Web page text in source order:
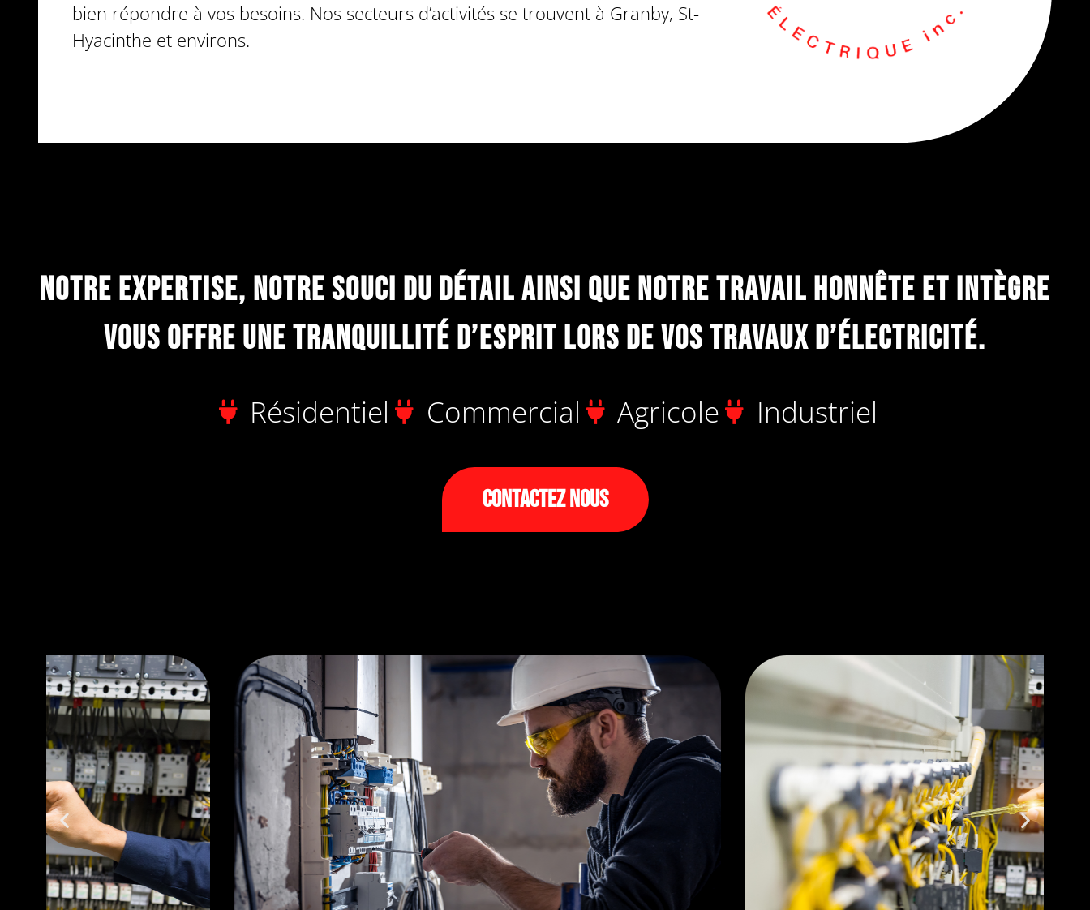
bien répondre à vos besoins. Nos secteurs d’activités se trouvent à Granby, St-
Hyacinthe et environs.
Notre expertise, Notre souci du détail ainsi que notre travail honnête et intègre
vous offre une tranquillité d’esprit lors de vos travaux d’électricité.
Résidentiel Commercial Agricole Industriel
Contactez Nous